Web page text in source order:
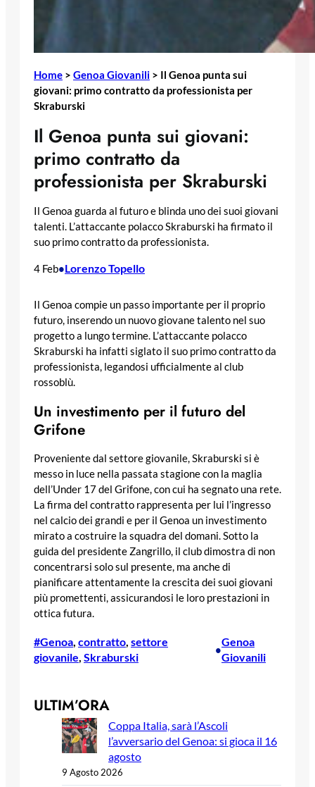
Home > Genoa Giovanili > Il Genoa punta sui
giovani: primo contratto da professionista per
Skraburski
Il Genoa punta sui giovani:
primo contratto da
professionista per Skraburski
Il Genoa guarda al futuro e blinda uno dei suoi giovani
talenti. L’attaccante polacco Skraburski ha firmato il
suo primo contratto da professionista.
4 Feb•Lorenzo Topello
Il Genoa compie un passo importante per il proprio
futuro, inserendo un nuovo giovane talento nel suo
progetto a lungo termine. L’attaccante polacco
Skraburski ha infatti siglato il suo primo contratto da
professionista, legandosi ufficialmente al club
rossoblù.
Un investimento per il futuro del
Grifone
Proveniente dal settore giovanile, Skraburski si è
messo in luce nella passata stagione con la maglia
dell’Under 17 del Grifone, con cui ha segnato una rete.
La firma del contratto rappresenta per lui l’ingresso
nel calcio dei grandi e per il Genoa un investimento
mirato a costruire la squadra del domani. Sotto la
guida del presidente Zangrillo, il club dimostra di non
concentrarsi solo sul presente, ma anche di
pianificare attentamente la crescita dei suoi giovani
più promettenti, assicurandosi le loro prestazioni in
ottica futura.
#Genoa, contratto, settore
giovanile, Skraburski
•
Genoa
Giovanili
ULTIM’ORA
Coppa Italia, sarà l’Ascoli
l’avversario del Genoa: si gioca il 16
agosto
9 Agosto 2026